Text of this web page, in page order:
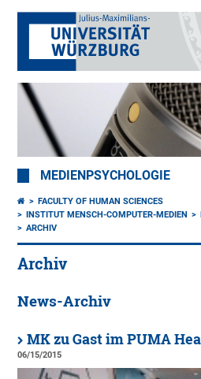
MEDIENPSYCHOLOGIE
FACULTY OF HUMAN SCIENCES
INSTITUT MENSCH-COMPUTER-MEDIEN
ARCHIV
Archiv
News-Archiv
MK zu Gast im PUMA
06/15/2015